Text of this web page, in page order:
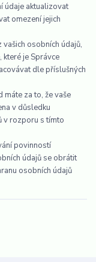
údaje aktualizovat
omezení jejich
osobních údajů,
které je Správce
dle příslušných
máte za to, že vaše
v důsledku
v rozporu s tímto
povinností
údajů se obrátit
osobních údajů